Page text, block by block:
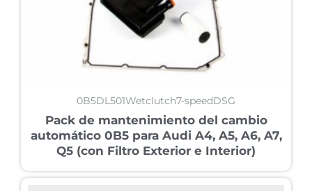
0B5DL501Wetclutch7-speedDSG
Pack de mantenimiento del cambio
automático 0B5 para Audi A4, A5, A6, A7,
Q5 (con Filtro Exterior e Interior)